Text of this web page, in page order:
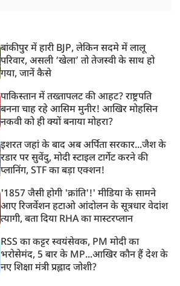
बांकीपुर में हारी BJP, लेकिन सदमे में लालू
परिवार, असली ‘खेला’ तो तेजस्वी के साथ हो
गया, जानें कैसे
पाकिस्तान में तख्तापलट की आहट? राष्ट्रपति
बनना चाह रहे आसिम मुनीर! आखिर मोहसिन
नकवी को ही क्यों बनाया मोहरा?
इशरत जहां के बाद अब अर्पिता सरकार...जैश के
रडार पर सुवेंदु, मोदी स्टाइल टार्गेट करने की
प्लानिंग, STF का बड़ा एक्शन!
'1857 जैसी होगी 'क्रांति'!' मीडिया के सामने
आए रिजर्वेशन हटाओ आंदोलन के सूत्रधार वेदांश
त्यागी, बता दिया RHA का मास्टरप्लान
RSS का कट्टर स्वयंसेवक, PM मोदी का
भरोसेमंद, 5 बार के MP...आखिर कौन हैं देश के
नए शिक्षा मंत्री प्रह्लाद जोशी?